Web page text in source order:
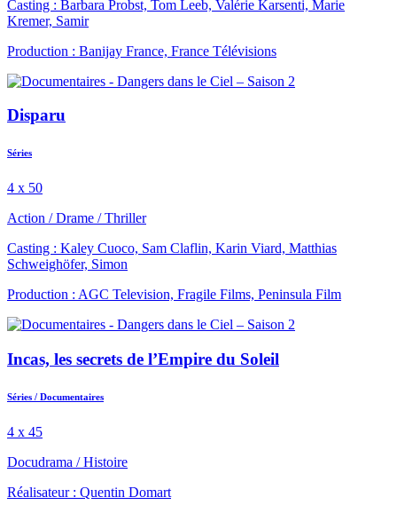
Casting : Barbara Probst, Tom Leeb, Valérie Karsenti, Marie
Kremer, Samir
Production : Banijay France, France Télévisions
Disparu
Séries
4 x 50
Action /Drame /Thriller
Casting : Kaley Cuoco, Sam Claflin, Karin Viard, Matthias
Schweighöfer, Simon
Production : AGC Television, Fragile Films, Peninsula Film
Incas, les secrets de l’Empire du Soleil
Séries / Documentaires
4 x 45
Docudrama /Histoire
Réalisateur : Quentin Domart